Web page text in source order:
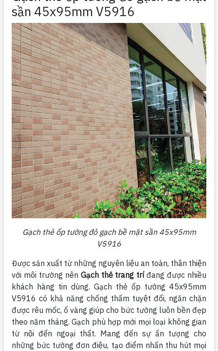
sần 45x95mm V5916
Gạch thẻ ốp tường đỏ gạch bề mặt sần 45x95mm
V5916
Được sản xuất từ những nguyên liệu an toàn, thân thiện
với môi trường nên Gạch thẻ trang tríđang được nhiều
khách hàng tin dùng. Gạch thẻ ốp tường 45x95mm
V5916 có khả năng chống thấm tuyệt đối, ngăn chặn
được rêu mốc, ố vàng giúp cho bức tường luôn bền đẹp
theo năm tháng. Gạch phù hợp mới mọi loại không gian
từ nội đến ngoại thất. Mang đến sự ấn tượng cho
những bức tường đơn điệu, tạo điểm nhấn thu hút mọi